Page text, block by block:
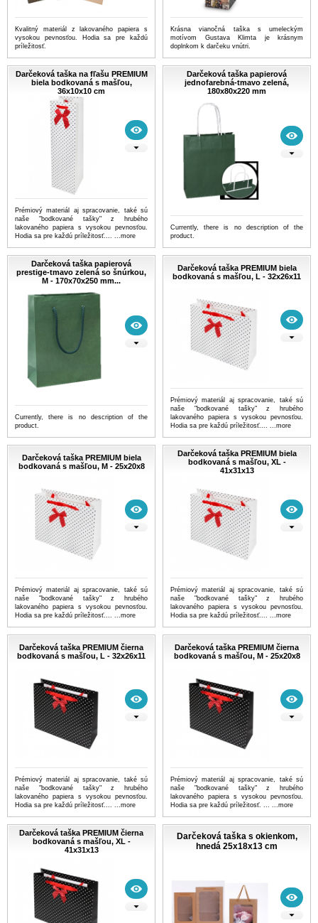
Kvalitný materiál z lakovaného papiera s
vysokou pevnosťou. Hodia sa pre každú
príležitosť.
Krásna vianočná taška s umeleckým
motívom Gustava Klimta je krásnym
doplnkom k darčeku vnútri.
Darčeková taška na fľašu PREMIUM
biela bodkovaná s mašľou,
36x10x10 cm
Prémiový materiál aj spracovanie, také sú
naše "bodkované tašky" z hrubého
lakovaného papiera s vysokou pevnosťou.
Hodia sa pre každú príležitosť.... ...more
Darčeková taška papierová
jednofarebná-tmavo zelená,
180x80x220 mm
Currently, there is no description of the
product.
Darčeková taška papierová
prestige-tmavo zelená so šnúrkou,
M - 170x70x250 mm...
Currently, there is no description of the
product.
Darčeková taška PREMIUM biela
bodkovaná s mašľou, L - 32x26x11
Prémiový materiál aj spracovanie, také sú
naše "bodkované tašky" z hrubého
lakovaného papiera s vysokou pevnosťou.
Hodia sa pre každú príležitosť.... ...more
Darčeková taška PREMIUM biela
bodkovaná s mašľou, M - 25x20x8
Prémiový materiál aj spracovanie, také sú
naše "bodkované tašky" z hrubého
lakovaného papiera s vysokou pevnosťou.
Hodia sa pre každú príležitosť.... ...more
Darčeková taška PREMIUM biela
bodkovaná s mašľou, XL -
41x31x13
Prémiový materiál aj spracovanie, také sú
naše "bodkované tašky" z hrubého
lakovaného papiera s vysokou pevnosťou.
Hodia sa pre každú príležitosť.... ...more
Darčeková taška PREMIUM čierna
bodkovaná s mašľou, L - 32x26x11
Prémiový materiál aj spracovanie, také sú
naše "bodkované tašky" z hrubého
lakovaného papiera s vysokou pevnosťou.
Hodia sa pre každú príležitosť.... ...more
Darčeková taška PREMIUM čierna
bodkovaná s mašľou, M - 25x20x8
Prémiový materiál aj spracovanie, také sú
naše "bodkované tašky" z hrubého
lakovaného papiera s vysokou pevnosťou.
Hodia sa pre každú príležitosť. ... ...more
Darčeková taška PREMIUM čierna
bodkovaná s mašľou, XL -
41x31x13
Darčeková taška s okienkom,
hnedá 25x18x13 cm